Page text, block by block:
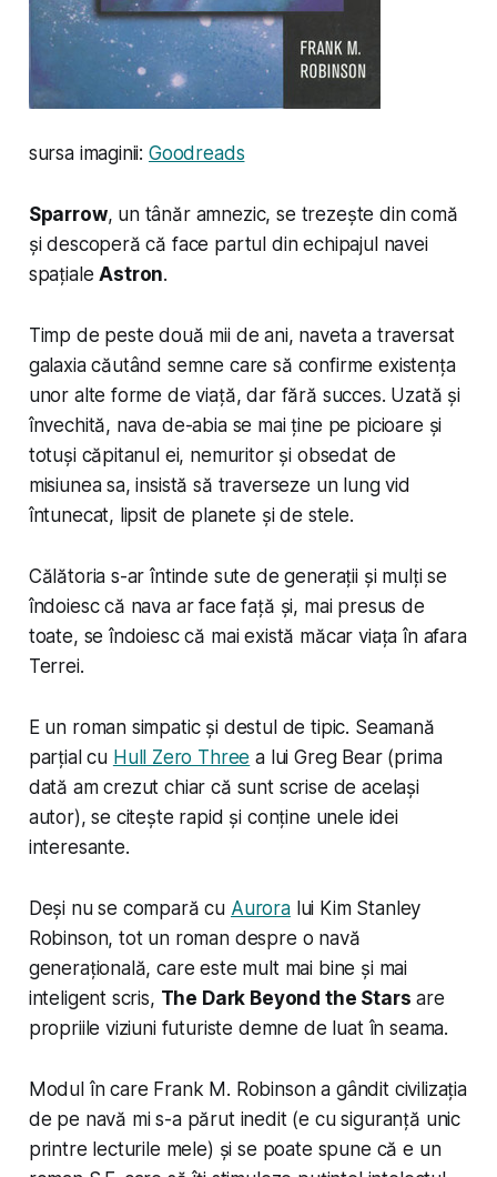
sursa imaginii: Goodreads
Sparrow, un tânăr amnezic, se trezește din comă
și descoperă că face partul din echipajul navei
spațialeAstron.
Timp de peste două mii de ani, naveta a traversat
galaxia căutând semne care să confirme existența
unor alte forme de viață, dar fără succes. Uzată și
învechită, nava de-abia se mai ține pe picioare și
totuși căpitanul ei, nemuritor și obsedat de
misiunea sa, insistă să traverseze un lung vid
întunecat, lipsit de planete și de stele.
Călătoria s-ar întinde sute de generații și mulți se
îndoiesc că nava ar face față și, mai presus de
toate, se îndoiesc că mai există măcar viața în afara
Terrei.
E un roman simpatic și destul de tipic. Seamană
parțial cu Hull Zero Three a lui Greg Bear (prima
dată am crezut chiar că sunt scrise de același
autor), se citește rapid și conține unele idei
interesante.
Deși nu se compară cu Auroralui Kim Stanley
Robinson, tot un roman despre o navă
generațională, care este mult mai bine și mai
inteligent scris, The Dark Beyond the Stars are
propriile viziuni futuriste demne de luat în seama.
Modul în care Frank M. Robinson a gândit civilizația
de pe navă mi s-a părut inedit (e cu siguranță unic
printre lecturile mele) și se poate spune că e un